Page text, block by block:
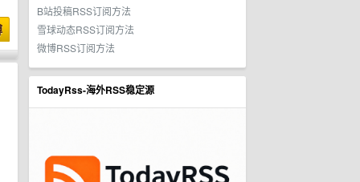
B站投稿RSS订阅方法
雪球动态RSS订阅方法
微博RSS订阅方法
TodayRss-海外RSS稳定源